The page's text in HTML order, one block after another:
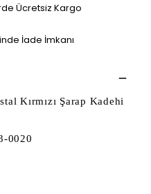
Ücretsiz Kargo
İade İmkanı
Kırmızı Şarap Kadehi
0020